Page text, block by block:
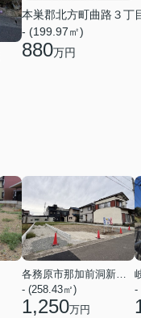
本巣郡北方町曲路３丁
- (199.97㎡)
880万円
- (258.43㎡)
1,250万円
-